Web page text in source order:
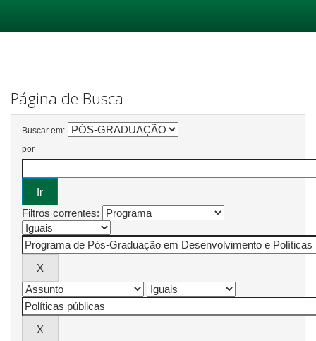
Página de Busca
Buscar em:
por
Filtros correntes: